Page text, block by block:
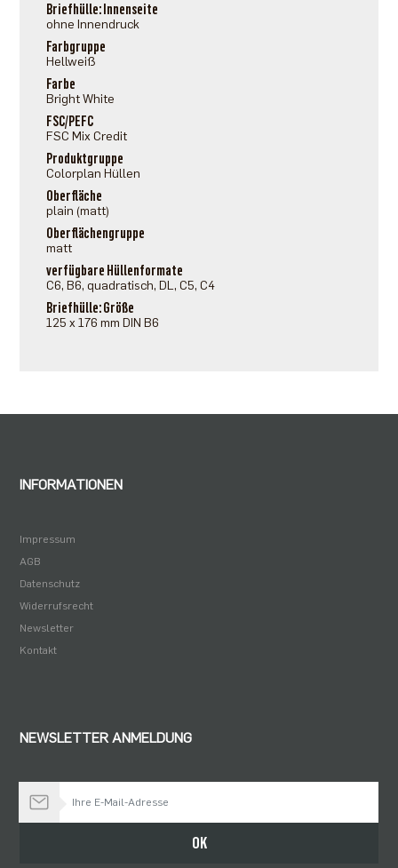
Briefhülle: Innenseite
ohne Innendruck
Farbgruppe
Hellweiß
Farbe
Bright White
FSC/PEFC
FSC Mix Credit
Produktgruppe
Colorplan Hüllen
Oberfläche
plain (matt)
Oberflächengruppe
matt
verfügbare Hüllenformate
C6, B6, quadratisch, DL, C5, C4
Briefhülle: Größe
125 x 176 mm DIN B6
INFORMATIONEN
Impressum
AGB
Datenschutz
Widerrufsrecht
Newsletter
Kontakt
NEWSLETTER ANMELDUNG
OK